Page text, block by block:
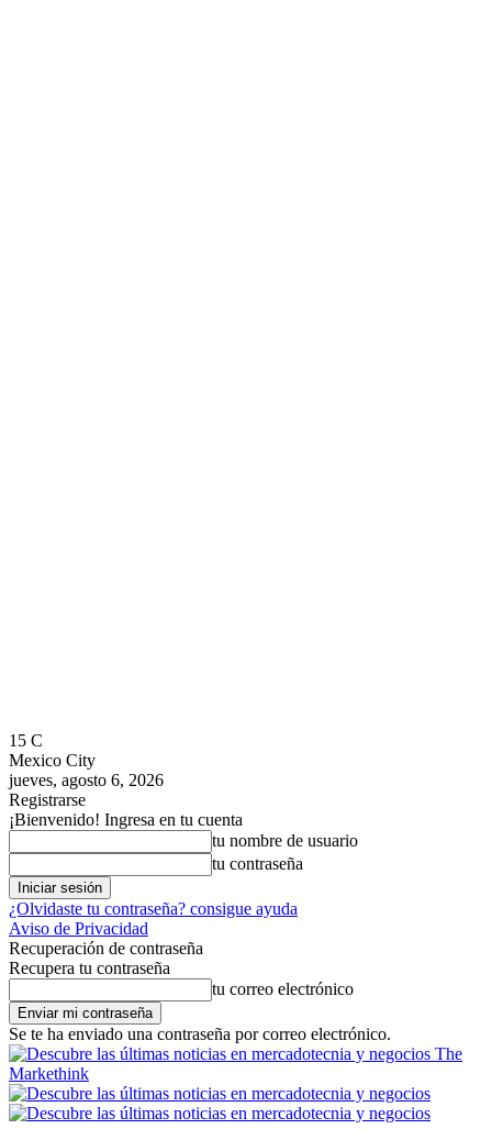
15 C
Mexico City
jueves, agosto 6, 2026
Registrarse
¡Bienvenido! Ingresa en tu cuenta
tu nombre de usuario
tu contraseña
¿Olvidaste tu contraseña? consigue ayuda
Aviso de Privacidad
Recuperación de contraseña
Recupera tu contraseña
tu correo electrónico
Se te ha enviado una contraseña por correo electrónico.
The
Markethink